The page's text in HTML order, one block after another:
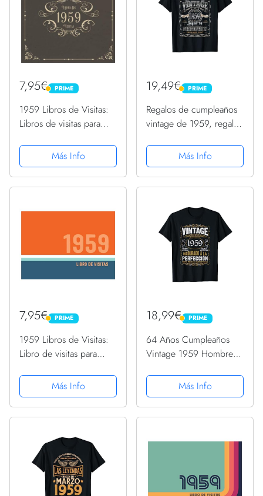
7,95€ PRIME
PRIME
1959 Libros de Visitas:
Libros de visitas para
de estilo vintage para
que la familia y los
amigos inserten saludos
Más Info
19,49€ PRIME
PRIME
Regalos de cumpleaños
vintage de 1959, regalo
años Camiseta
Más Info
7,95€ PRIME
PRIME
1959 Libros de Visitas:
Libro de visitas para
de estilo retro para que
la familia y los amigos
inserten saludos y
Más Info
18,99€ PRIME
PRIME
64 Años Cumpleaños
Vintage 1959 Hombre
CamisetaMás Info